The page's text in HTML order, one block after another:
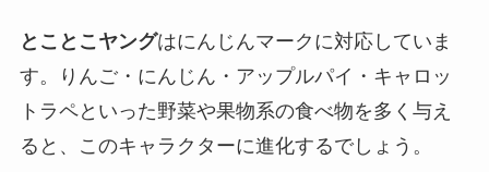
とことこヤングはにんじんマークに対応していま
す。りんご・にんじん・アップルパイ・キャロッ
トラペといった野菜や果物系の食べ物を多く与え
ると、このキャラクターに進化するでしょう。